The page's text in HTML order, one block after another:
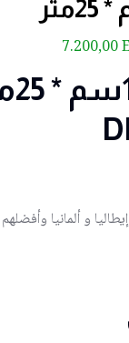
7.200,00
دبل
و ألمانيا وأفضلهم